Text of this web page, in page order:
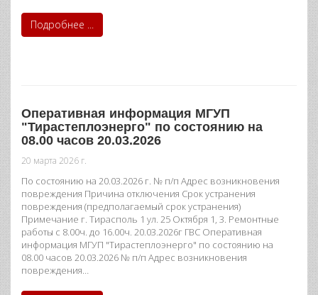
Подробнее ...
Оперативная информация МГУП
"Тирастеплоэнерго" по состоянию на
08.00 часов 20.03.2026
20 марта 2026 г.
По состоянию на 20.03.2026 г. № п/п Адрес возникновения
повреждения Причина отключения Срок устранения
повреждения (предполагаемый срок устранения)
Примечание г. Тирасполь 1 ул. 25 Октября 1, 3. Ремонтные
работы с 8.00ч. до 16.00ч. 20.03.2026г ГВС Оперативная
информация МГУП "Тирастеплоэнерго" по состоянию на
08.00 часов 20.03.2026 № п/п Адрес возникновения
повреждения…